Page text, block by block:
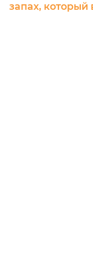
запах, который